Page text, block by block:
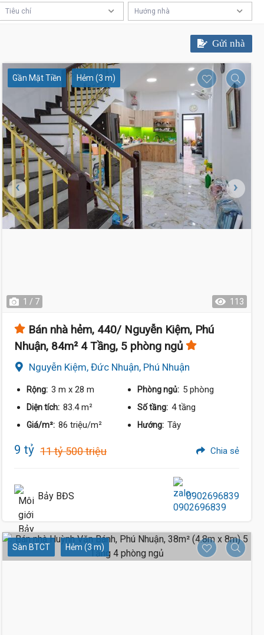
8.9 Tỷ
Tiêu chí Hướng nhà
Gửi nhà
Gần Mặt Tiền Hẻm (3 m)
1 / 7 113
Bán nhà hẻm, 440/ Nguyễn Kiệm, Phú
Nhuận, 84m² 4 Tầng, 5 phòng ngủ
Nguyễn Kiệm, Đức Nhuận, Phú Nhuận
Rộng: 3 m x 28 m Phòng ngủ: 5 phòng
Diện tích: 83.4 m² Số tầng: 4 tầng
Giá/m²: 86 triệu/m² Hướng: Tây
9 tỷ 11 tỷ 500 triệu Chia sẻ
Bảy BĐS 0902696839
Sàn BTCT Hẻm (3 m)